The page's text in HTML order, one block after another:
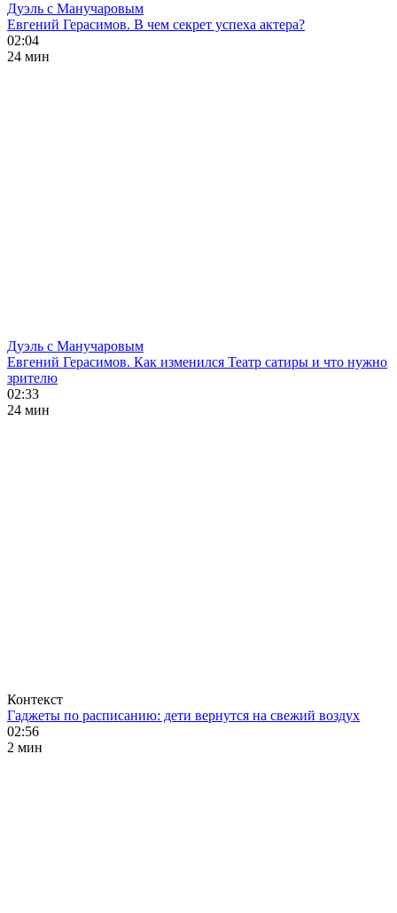
Дуэль с Манучаровым
Евгений Герасимов. В чем секрет успеха актера?
02:04
24 мин
Дуэль с Манучаровым
Евгений Герасимов. Как изменился Театр сатиры и что нужно
зрителю
02:33
24 мин
Контекст
Гаджеты по расписанию: дети вернутся на свежий воздух
02:56
2 мин